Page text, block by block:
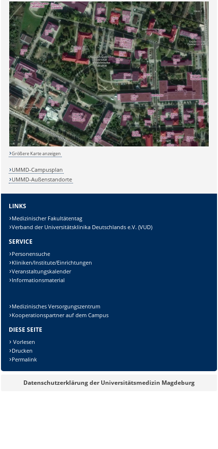
Sicherheitsabfrage:
Größere Karte anzeigen
UMMD-Campusplan
UMMD-Außenstandorte
LINKS
Medizinischer Fakultätentag
Verband der Universitätsklinika Deutschlands e.V. (VUD)
SERVICE
Personensuche
Kliniken/Institute/Einrichtungen
Veranstaltungskalender
Informationsmaterial
Medizinisches Versorgungszentrum
Kooperationspartner auf dem Campus
DIESE SEITE
Vorlesen
Drucken
Permalink
Datenschutzerklärung der Universitätsmedizin Magdeburg